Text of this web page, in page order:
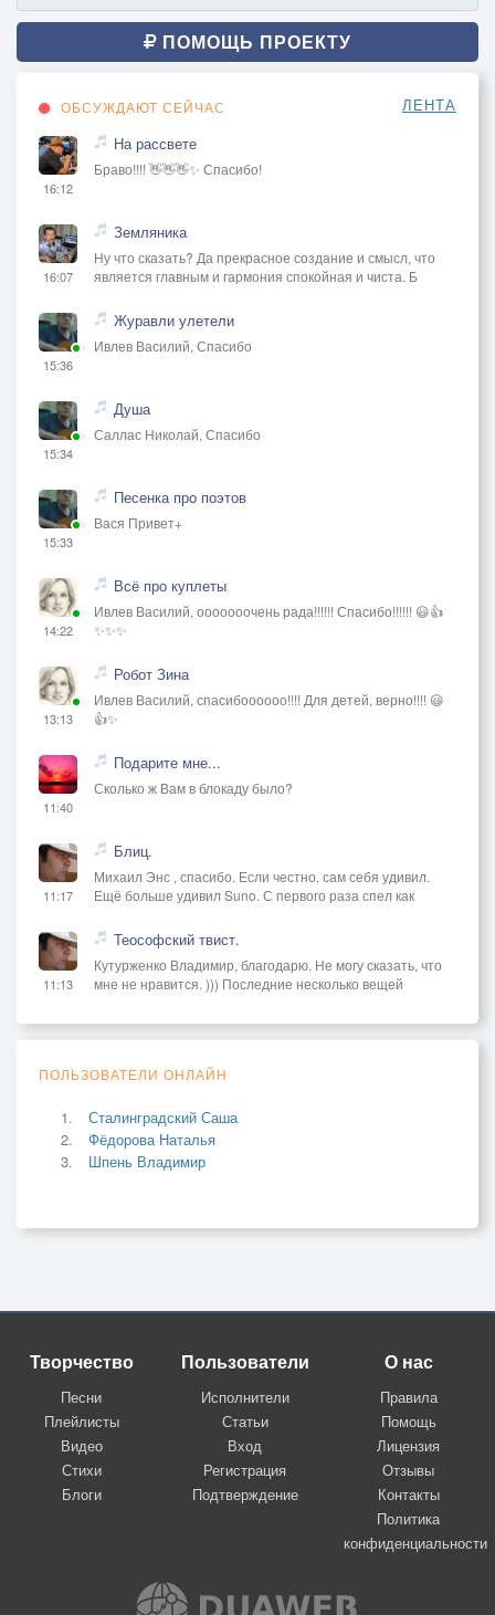
ПОМОЩЬ ПРОЕКТУ
ОБСУЖДАЮТ СЕЙЧАС ЛЕНТА
16:12
На рассвете
Браво!!!! 👋👋👋✨ Спасибо!
16:07
Земляника
Ну что сказать? Да прекрасное создание и смысл, что
является главным и гармония спокойная и чиста. Б
15:36
Журавли улетели
Ивлев Василий, Спасибо
15:34
Душа
Саллас Николай, Спасибо
15:33
Песенка про поэтов
Вася Привет+
14:22
Всё про куплеты
Ивлев Василий, ооооооочень рада!!!!!! Спасибо!!!!!! 😃👍
✨✨✨
13:13
Робот Зина
Ивлев Василий, спасибоооооо!!!! Для детей, верно!!!! 😃
👍✨
11:40
Подарите мне...
Сколько ж Вам в блокаду было?
11:17
Блиц.
Михаил Энс , спасибо. Если честно, сам себя удивил.
Ещё больше удивил Suno. С первого раза спел как
11:13
Теософский твист.
Кутурженко Владимир, благодарю. Не могу сказать, что
мне не нравится. ))) Последние несколько вещей
ПОЛЬЗОВАТЕЛИ ОНЛАЙН
Сталинградский Саша
Фёдорова Наталья
Шпень Владимир
Творчество
Песни
Плейлисты
Видео
Стихи
Блоги
Пользователи
Исполнители
Статьи
Вход
Регистрация
Подтверждение
О нас
Правила
Помощь
Лицензия
Отзывы
Контакты
Политика
конфиденциальности